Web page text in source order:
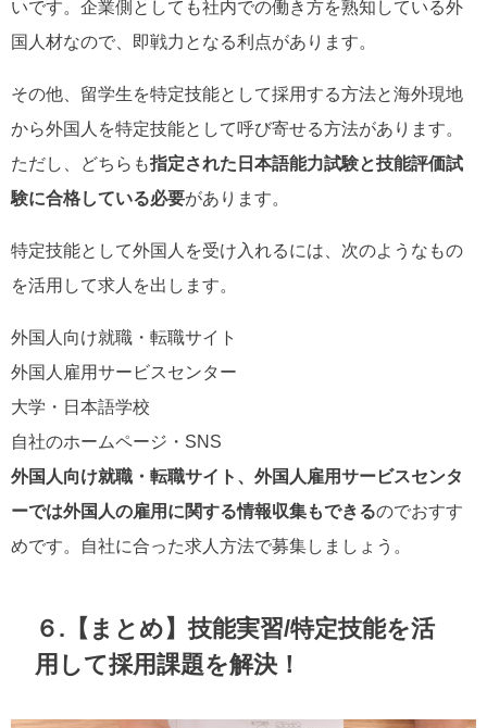
いです。企業側としても社内での働き方を熟知している外
国人材なので、即戦力となる利点があります。
その他、留学生を特定技能として採用する方法と海外現地
から外国人を特定技能として呼び寄せる方法があります。
ただし、どちらも指定された日本語能力試験と技能評価試
験に合格している必要があります。
特定技能として外国人を受け入れるには、次のようなもの
を活用して求人を出します。
外国人向け就職・転職サイト
外国人雇用サービスセンター
大学・日本語学校
自社のホームページ・SNS
外国人向け就職・転職サイト、外国人雇用サービスセンタ
ーでは外国人の雇用に関する情報収集もできるのでおすす
めです。自社に合った求人方法で募集しましょう。
６.【まとめ】技能実習/特定技能を活
用して採用課題を解決！